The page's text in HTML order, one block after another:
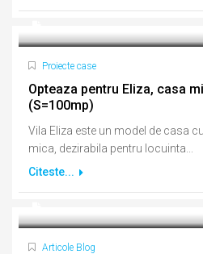
Proiecte case
Opteaza pentru Eliza, casa
(S=100mp)
Vila Eliza este un model de casa
mica, dezirabila pentru locuinta...
Citeste...
Articole Blog